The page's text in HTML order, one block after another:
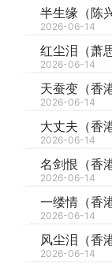
半生缘（陈
2026-06-14
红尘泪（萧
2026-06-14
天蚕变（香
2026-06-14
大丈夫（香
2026-06-14
名剑恨（香
2026-06-14
一缕情（香
2026-06-14
风尘泪（香
2026-06-14